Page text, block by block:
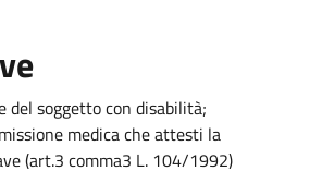
del soggetto con disabilità;
medica che attesti la
(art.3 comma3 L. 104/1992)